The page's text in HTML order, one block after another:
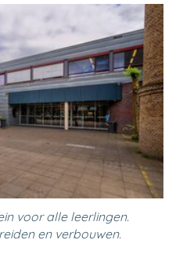
voor alle leerlingen.
en verbouwen.